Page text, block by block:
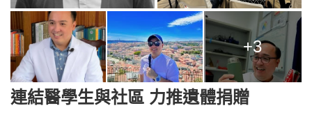
+3
連結醫學生與社區 力推遺體捐贈